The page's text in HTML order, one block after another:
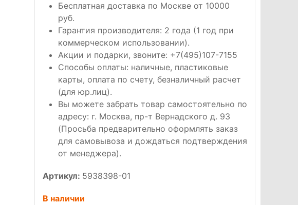
Бесплатная доставка по Москве от 10000
руб.
Гарантия производителя: 2 года (1 год при
коммерческом использовании).
Акции и подарки, звоните: +7(495)107-7155
Способы оплаты: наличные, пластиковые
карты, оплата по счету, безналичный расчет
(для юр.лиц).
Вы можете забрать товар самостоятельно по
адресу: г. Москва, пр-т Вернадского д. 93
(Просьба предварительно оформлять заказ
для самовывоза и дождаться подтверждения
от менеджера).
Артикул: 5938398-01
В наличии